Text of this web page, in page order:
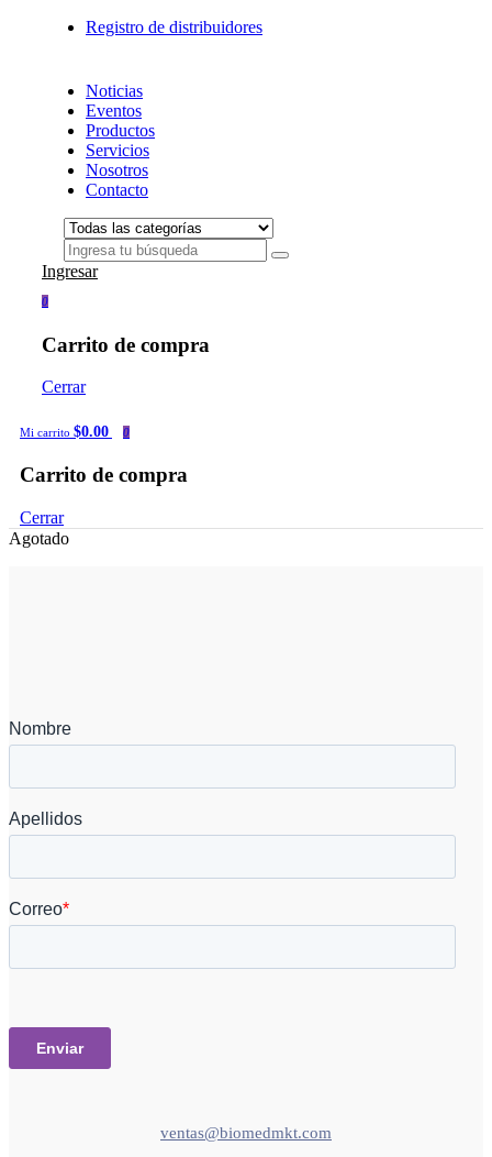
Registro de distribuidores
Noticias
Eventos
Productos
Servicios
Nosotros
Contacto
Ingresar
0
Carrito de compra
Cerrar
Mi carrito $0.00 0
Carrito de compra
Cerrar
Agotado
ventas@biomedmkt.com